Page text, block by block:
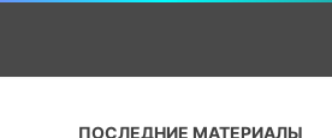
ПОСЛЕДНИЕ МАТЕРИАЛЫ